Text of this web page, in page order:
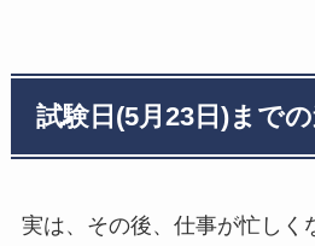
試験日(5月23日)まで
実は、その後、仕事が忙しく